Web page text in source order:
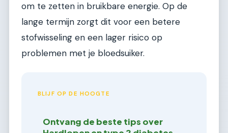
om te zetten in bruikbare energie. Op de
lange termijn zorgt dit voor een betere
stofwisseling en een lager risico op
problemen met je bloedsuiker.
BLIJF OP DE HOOGTE
Ontvang de beste tips over